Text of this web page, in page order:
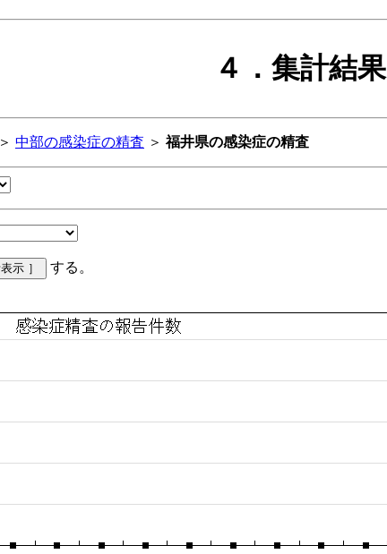
４．集計結果
＞ 中部の感染症の精査 ＞福井県の感染症の精査
する。